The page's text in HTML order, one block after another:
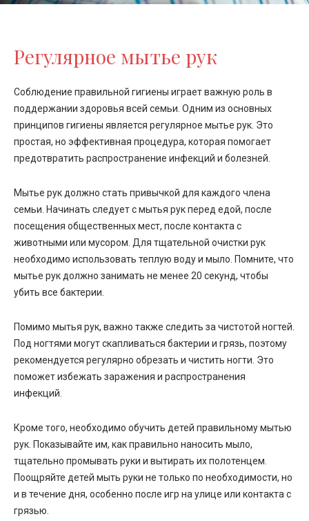
Регулярное мытье рук
Соблюдение правильной гигиены играет важную роль в
поддержании здоровья всей семьи. Одним из основных
принципов гигиены является регулярное мытье рук. Это
простая, но эффективная процедура, которая помогает
предотвратить распространение инфекций и болезней.
Мытье рук должно стать привычкой для каждого члена
семьи. Начинать следует с мытья рук перед едой, после
посещения общественных мест, после контакта с
животными или мусором. Для тщательной очистки рук
необходимо использовать теплую воду и мыло. Помните, что
мытье рук должно занимать не менее 20 секунд, чтобы
убить все бактерии.
Помимо мытья рук, важно также следить за чистотой ногтей.
Под ногтями могут скапливаться бактерии и грязь, поэтому
рекомендуется регулярно обрезать и чистить ногти. Это
поможет избежать заражения и распространения
инфекций.
Кроме того, необходимо обучить детей правильному мытью
рук. Показывайте им, как правильно наносить мыло,
тщательно промывать руки и вытирать их полотенцем.
Поощряйте детей мыть руки не только по необходимости, но
и в течение дня, особенно после игр на улице или контакта с
грязью.